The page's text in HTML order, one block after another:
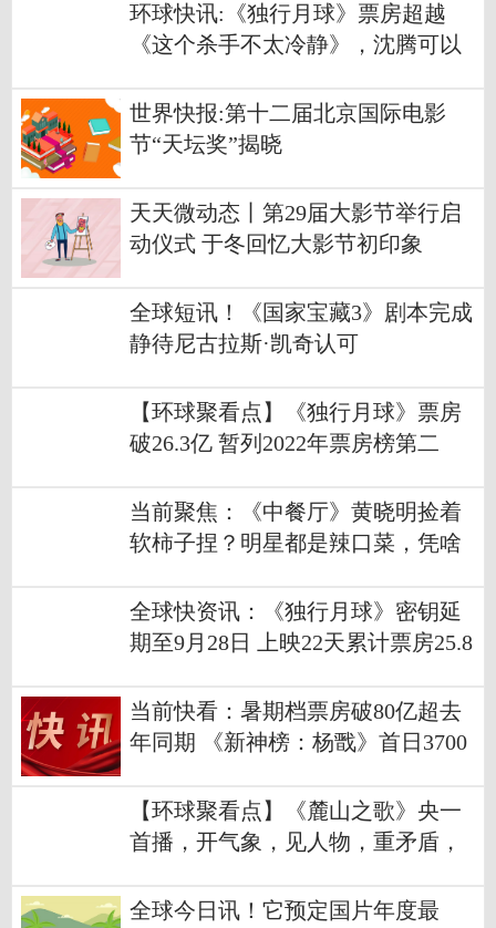
环球快讯:《独行月球》票房超越
《这个杀手不太冷静》，沈腾可以
世界快报:第十二届北京国际电影
节“天坛奖”揭晓
天天微动态丨第29届大影节举行启
动仪式 于冬回忆大影节初印象
全球短讯！《国家宝藏3》剧本完成
静待尼古拉斯·凯奇认可
【环球聚看点】《独行月球》票房
破26.3亿 暂列2022年票房榜第二
当前聚焦：《中餐厅》黄晓明捡着
软柿子捏？明星都是辣口菜，凭啥
全球快资讯：《独行月球》密钥延
期至9月28日 上映22天累计票房25.8
当前快看：暑期档票房破80亿超去
年同期 《新神榜：杨戬》首日3700
【环球聚看点】《麓山之歌》央一
首播，开气象，见人物，重矛盾，
全球今日讯！它预定国片年度最